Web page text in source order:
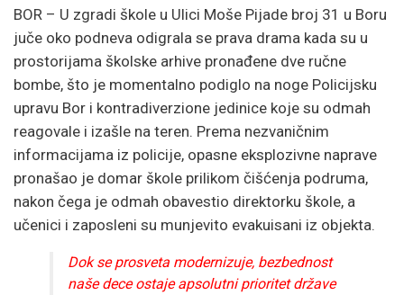
BOR – U zgradi škole u Ulici Moše Pijade broj 31 u Boru
juče oko podneva odigrala se prava drama kada su u
prostorijama školske arhive pronađene dve ručne
bombe, što je momentalno podiglo na noge Policijsku
upravu Bor i kontradiverzione jedinice koje su odmah
reagovale i izašle na teren. Prema nezvaničnim
informacijama iz policije, opasne eksplozivne naprave
pronašao je domar škole prilikom čišćenja podruma,
nakon čega je odmah obavestio direktorku škole, a
učenici i zaposleni su munjevito evakuisani iz objekta.
Dok se prosveta modernizuje, bezbednost
naše dece ostaje apsolutni prioritet države